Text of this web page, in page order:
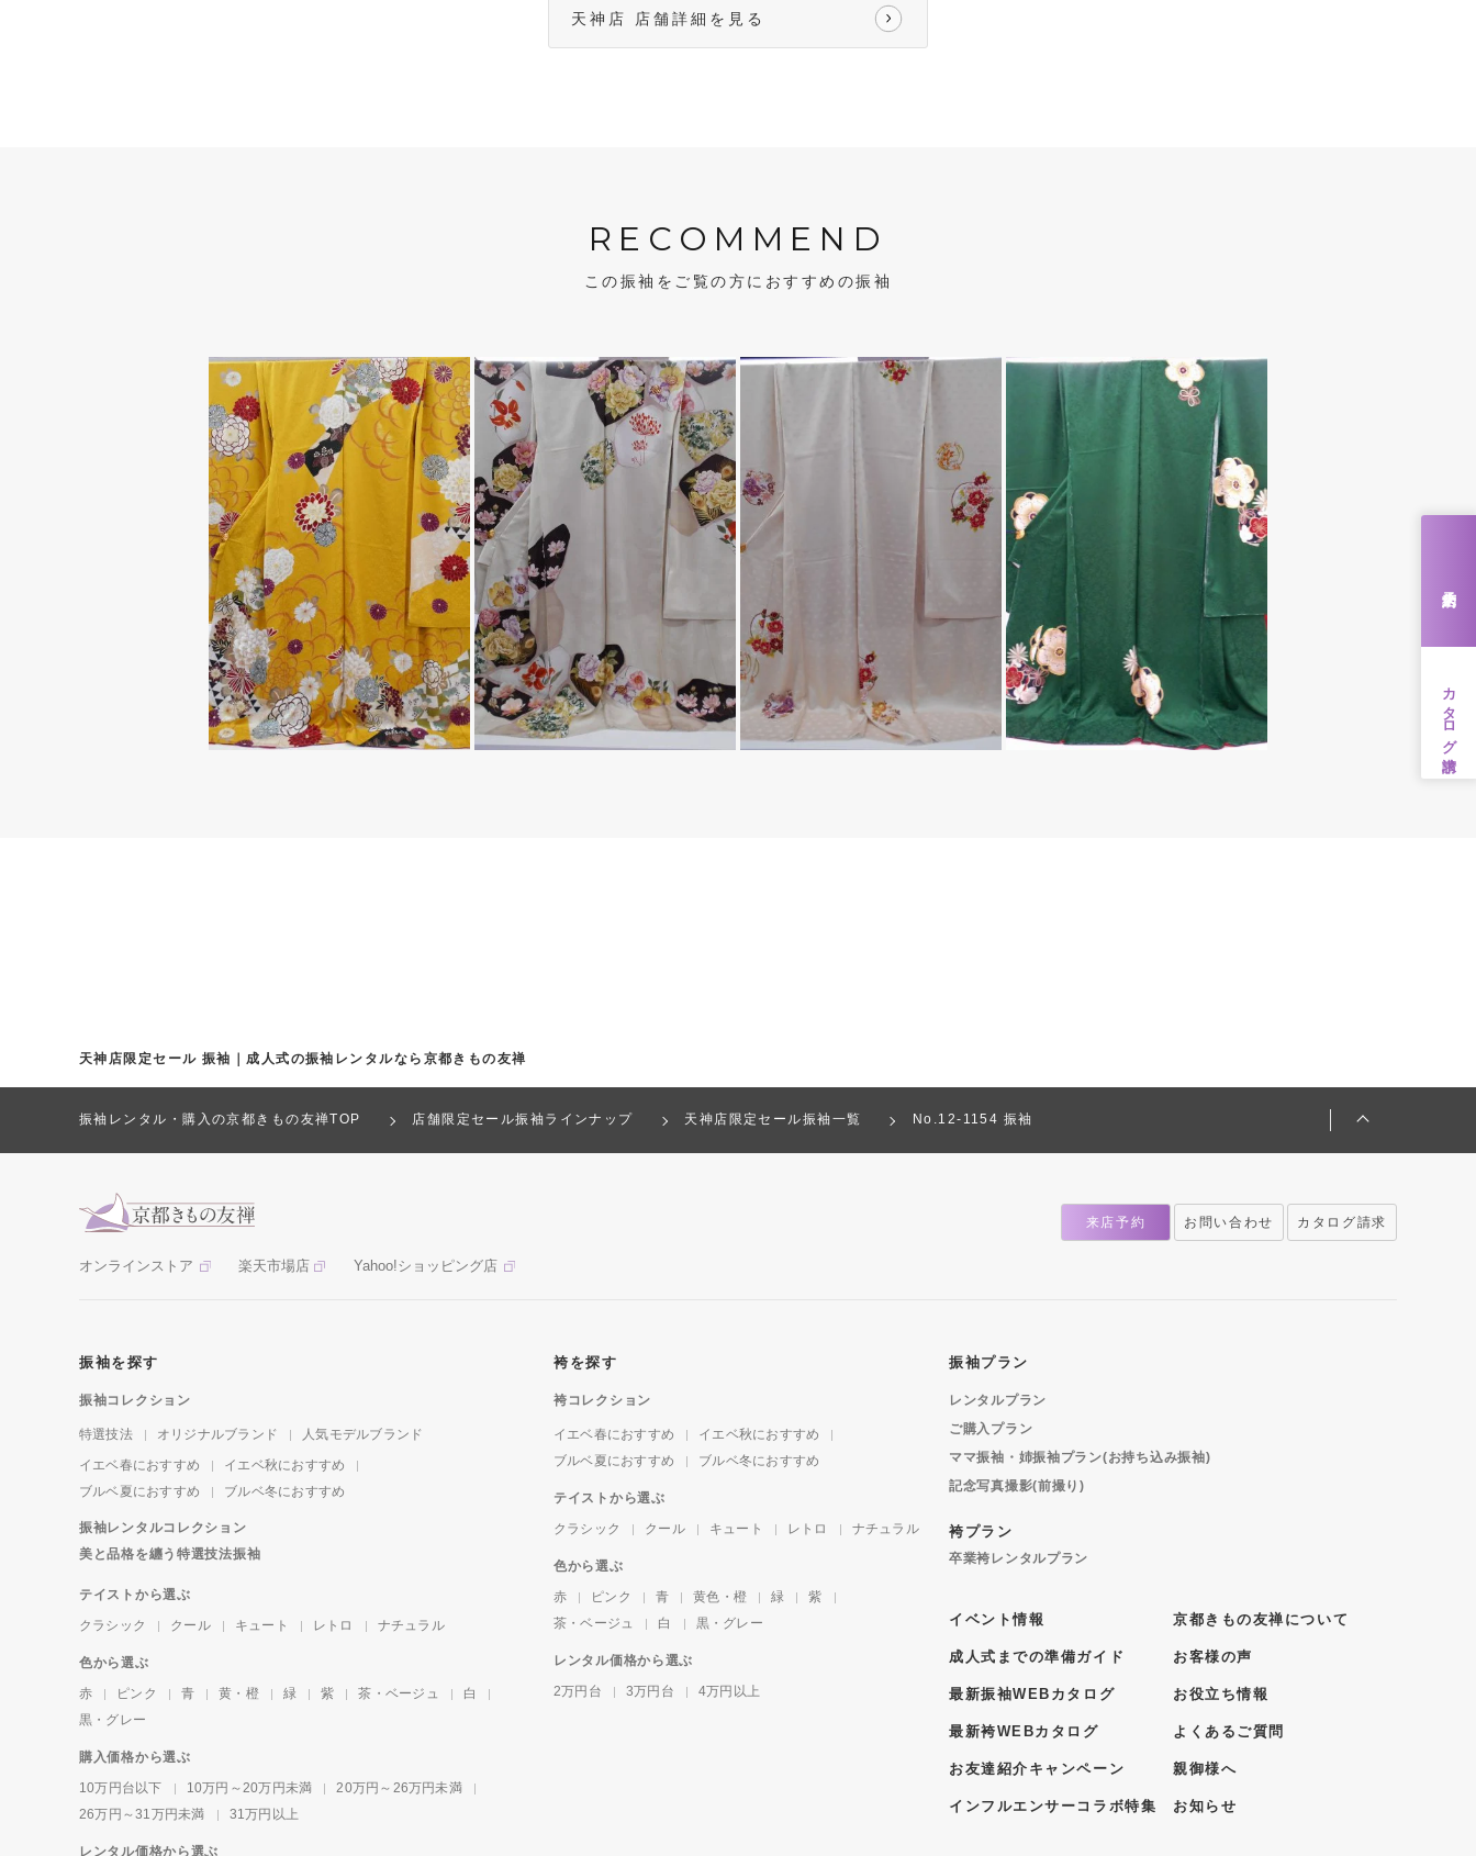
天神店 店舗詳細を見る
RECOMMEND
この振袖をご覧の方におすすめの振袖
天神店限定セール 振袖｜成人式の振袖レンタルなら京都きもの友禅
振袖レンタル・購入の京都きもの友禅TOP 店舗限定セール振袖ラインナップ 天神店限定セール振袖一覧 No.12-1154 振袖
カタログ請求
オンラインストア 楽天市場店 Yahoo!ショッピング店
来店予約 お問い合わせ カタログ請求
振袖を探す
振袖コレクション
特選技法 オリジナルブランド
人気モデルブランド
イエベ春におすすめ
イエベ秋におすすめ
ブルベ夏におすすめ
ブルベ冬におすすめ
振袖レンタルコレクション
美と品格を纏う特選技法振袖
テイストから選ぶ
クラシック
クール キュート レトロ ナチュラル
色から選ぶ
赤
ピンク 青 黄・橙 緑 紫 茶・ベージュ
白
黒・グレー
購入価格から選ぶ
10万円台以下
10万円～20万円未満
20万円～26万円未満
26万円～31万円未満
31万円以上
レンタル価格から選ぶ
袴を探す
袴コレクション
イエベ春におすすめ
イエベ秋におすすめ
ブルベ夏におすすめ
ブルベ冬におすすめ
テイストから選ぶ
クラシック
クール キュート レトロ ナチュラル
色から選ぶ
赤
ピンク 青 黄色・橙 緑
紫
茶・ベージュ
白 黒・グレー
レンタル価格から選ぶ
2万円台
3万円台 4万円以上
振袖プラン
レンタルプラン
ご購入プラン
ママ振袖・姉振袖プラン(お持ち込み振袖)
記念写真撮影(前撮り)
袴プラン
卒業袴レンタルプラン
イベント情報
成人式までの準備ガイド
最新振袖WEBカタログ
最新袴WEBカタログ
お友達紹介キャンペーン
インフルエンサーコラボ特集
京都きもの友禅について
お客様の声
お役立ち情報
よくあるご質問
親御様へ
お知らせ